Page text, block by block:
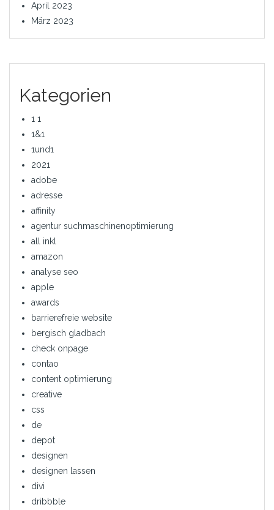
April 2023
März 2023
Kategorien
1 1
1&1
1und1
2021
adobe
adresse
affinity
agentur suchmaschinenoptimierung
all inkl
amazon
analyse seo
apple
awards
barrierefreie website
bergisch gladbach
check onpage
contao
content optimierung
creative
css
de
depot
designen
designen lassen
divi
dribbble